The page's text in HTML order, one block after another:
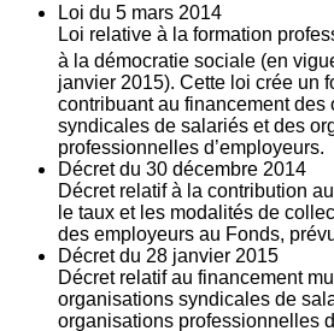
Loi du 5 mars 2014
Loi relative à la formation
à la démocratie sociale (en
janvier 2015). Cette loi crée un
contribuant au financement des
syndicales de salariés et des
professionnelles d’employeurs.
Décret du 30 décembre 2014
Décret relatif à la contribution
le taux et les modalités de
des employeurs au Fonds,
Décret du 28 janvier 2015
Décret relatif au financement
organisations syndicales de
organisations professionnelles